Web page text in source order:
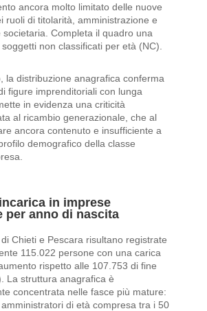
ancora molto limitato delle nuove
ruoli di titolarità, amministrazione e
societaria. Completa il quadro una
non classificati per età (NC).
la distribuzione anagrafica conferma
figure imprenditoriali con lunga
in evidenza una criticità
al ricambio generazionale, che al
ancora contenuto e insufficiente a
demografico della classe
in imprese
per anno di nascita
Chieti e Pescara risultano registrate
115.022 persone con una carica
rispetto alle 107.753 di fine
La struttura anagrafica è
concentrata nelle fasce più mature:
di età compresa tra i 50